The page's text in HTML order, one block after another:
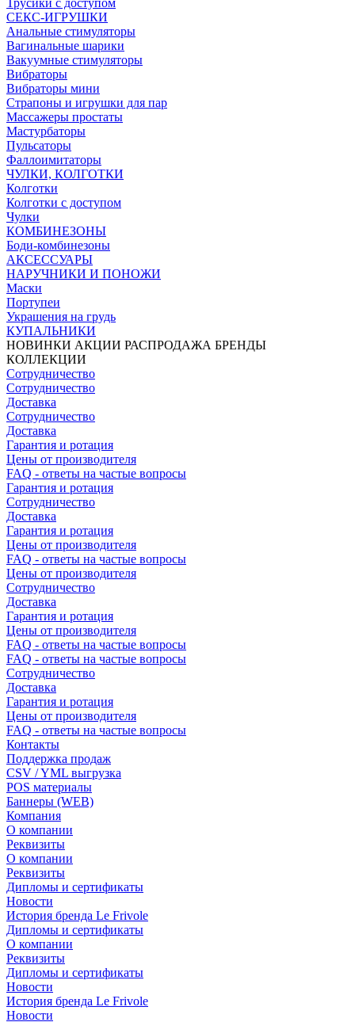
Трусики с доступом
СЕКС-ИГРУШКИ
Анальные стимуляторы
Вагинальные шарики
Вакуумные стимуляторы
Вибраторы
Вибраторы мини
Страпоны и игрушки для пар
Массажеры простаты
Мастурбаторы
Пульсаторы
Фаллоимитаторы
ЧУЛКИ, КОЛГОТКИ
Колготки
Колготки с доступом
Чулки
КОМБИНЕЗОНЫ
Боди-комбинезоны
АКСЕССУАРЫ
НАРУЧНИКИ И ПОНОЖИ
Маски
Портупеи
Украшения на грудь
КУПАЛЬНИКИ
НОВИНКИ АКЦИИ РАСПРОДАЖА БРЕНДЫ
КОЛЛЕКЦИИ
Сотрудничество
Сотрудничество
Доставка
Сотрудничество
Доставка
Гарантия и ротация
Цены от производителя
FAQ - ответы на частые вопросы
Гарантия и ротация
Сотрудничество
Доставка
Гарантия и ротация
Цены от производителя
FAQ - ответы на частые вопросы
Цены от производителя
Сотрудничество
Доставка
Гарантия и ротация
Цены от производителя
FAQ - ответы на частые вопросы
FAQ - ответы на частые вопросы
Сотрудничество
Доставка
Гарантия и ротация
Цены от производителя
FAQ - ответы на частые вопросы
Контакты
Поддержка продаж
CSV / YML выгрузка
POS материалы
Баннеры (WEB)
Компания
О компании
Реквизиты
О компании
Реквизиты
Дипломы и сертификаты
Новости
История бренда Le Frivole
Дипломы и сертификаты
О компании
Реквизиты
Дипломы и сертификаты
Новости
История бренда Le Frivole
Новости